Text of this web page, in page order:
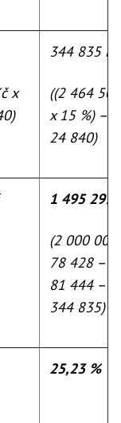
x
344 835 Kč
((2 464
x 15 %) –
24 840)
1 495 293
(2 000 000
78 428 –
81 444 –
344 835)
25,23 %